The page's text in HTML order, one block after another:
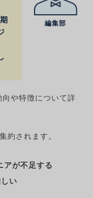
編集部
や特徴について詳
約されます。
アが不足する
い